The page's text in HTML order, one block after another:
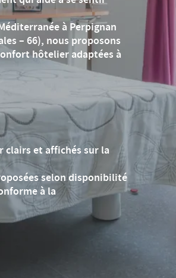
à Perpignan
– 66), nous proposons
hôtelier adaptées à
clairs et affichés sur la
selon disponibilité
à la